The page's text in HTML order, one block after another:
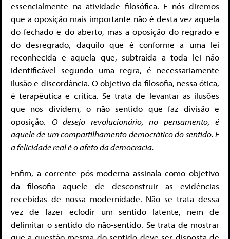
essencialmente na atividade filosófica. E nós diremos
que a oposição mais importante não é desta vez aquela
do fechado e do aberto, mas a oposição do regrado e
do desregrado, daquilo que é conforme a uma lei
reconhecida e aquela que, subtraída a toda lei não
identificável segundo uma regra, é necessariamente
ilusão e discordância. O objetivo da filosofia, nessa ótica,
é terapêutica e crítica. Se trata de levantar as ilusões
que nos dividem, o não sentido que faz divisão e
oposição. O desejo revolucionário, no pensamento, é
aquele de um compartilhamento democrático do sentido. E
a felicidade real é o afeto da democracia.
Enfim, a corrente pós-moderna assinala como objetivo
da filosofia aquele de desconstruir as evidências
recebidas de nossa modernidade. Não se trata dessa
vez de fazer eclodir um sentido latente, nem de
delimitar o sentido do não-sentido. Se trata de mostrar